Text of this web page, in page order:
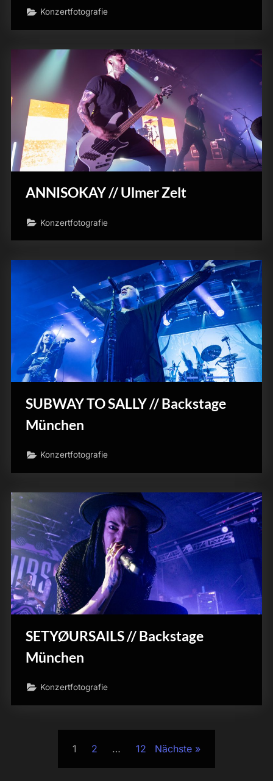
Konzertfotografie
ANNISOKAY // Ulmer Zelt
Konzertfotografie
SUBWAY TO SALLY // Backstage
München
Konzertfotografie
SETYØURSAILS // Backstage
München
Konzertfotografie
Seitennummerierung
1 2 … 12 Nächste